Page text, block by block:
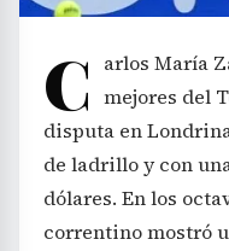
C
arlos María
mejores del
disputa en
de ladrillo y con
dólares. En los
correntino mostró